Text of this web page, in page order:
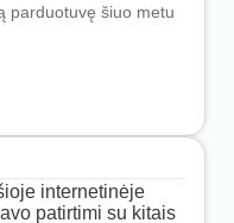
parduotuvę šiuo metu
internetinėje
patirtimi su kitais